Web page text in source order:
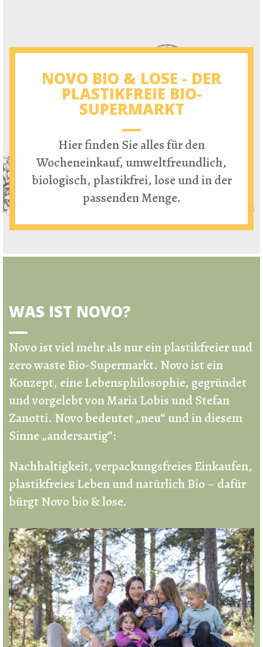
NOVO BIO & LOSE - DER
PLASTIKFREIE BIO-
SUPERMARKT
Hier finden Sie alles für den
Wocheneinkauf, umweltfreundlich,
biologisch, plastikfrei, lose und in der
passenden Menge.
WAS IST NOVO?
Novo ist viel mehr als nur einplastikfreier und
zero waste Bio-Supermarkt. Novo ist ein
Konzept, eine Lebensphilosophie, gegründet
und vorgelebt von Maria Lobis und Stefan
Zanotti. Novo bedeutet „neu“ und in diesem
Sinne „andersartig“:
Nachhaltigkeit, verpackungsfreies Einkaufen,
plastikfreies Leben und natürlich Bio – dafür
bürgt Novo bio & lose.